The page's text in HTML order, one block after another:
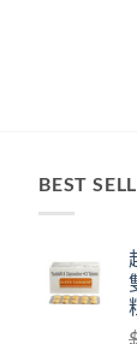
BEST